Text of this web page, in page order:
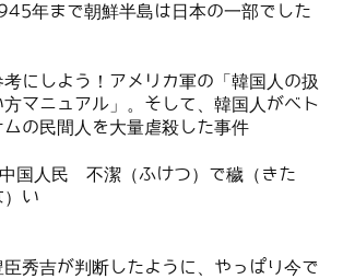
年まで朝鮮半島は日本の一部でした
考にしよう！アメリカ軍の「韓国人の扱
方マニュアル」。そして、韓国人がベト
ムの民間人を大量虐殺した事件
国人民 不潔（ふけつ）で穢（きた
）い
臣秀吉が判断したように、やっぱり今で